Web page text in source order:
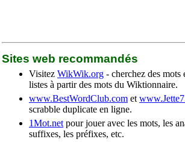
Sites web recommandés
Visitez WikWik.org - cherchez des mots
listes à partir des mots du Wiktionnaire.
www.BestWordClub.com et
scrabble duplicate en ligne.
1Mot.net pour jouer avec les mots, les
suffixes, les préfixes, etc.